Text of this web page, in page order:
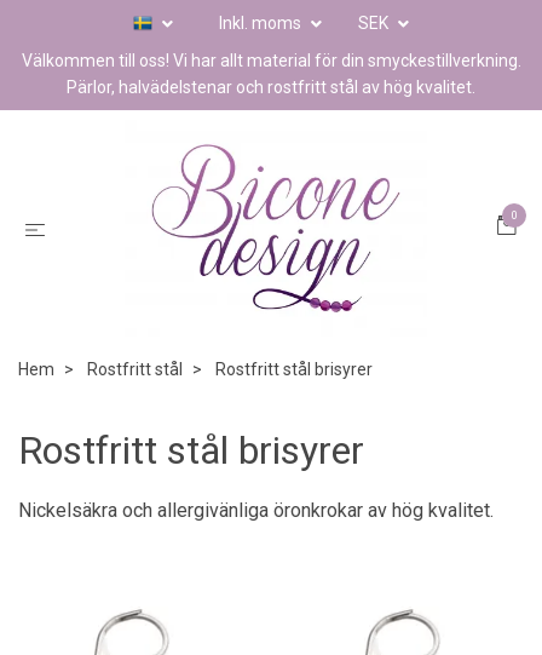
Inkl. moms
SEK
Välkommen till oss! Vi har allt material för din smyckestillverkning.
Pärlor, halvädelstenar och rostfritt stål av hög kvalitet.
0
Hem Rostfritt stål Rostfritt stål brisyrer
Rostfritt stål brisyrer
Nickelsäkra och allergivänliga öronkrokar av hög kvalitet.